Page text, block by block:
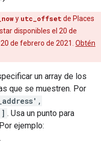
y utc_offset de Places
disponibles el 20 de
de febrero de 2021. Obtén
un array de los
que se muestren. Por
. Usa un punto para
ejemplo:
.